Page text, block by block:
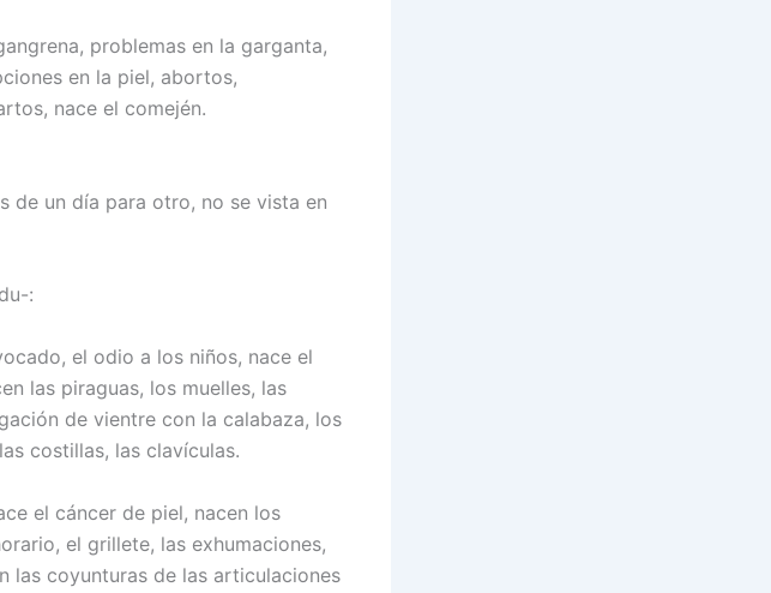
problemas en la garganta,
en la piel, abortos,
nace el comején.
de un día para otro, no se vista en
:
el odio a los niños, nace el
las piraguas, los muelles, las
de vientre con la calabaza, los
costillas, las clavículas.
el cáncer de piel, nacen los
el grillete, las exhumaciones,
las coyunturas de las articulaciones